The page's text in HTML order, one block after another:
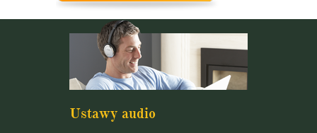
Ustawy audio